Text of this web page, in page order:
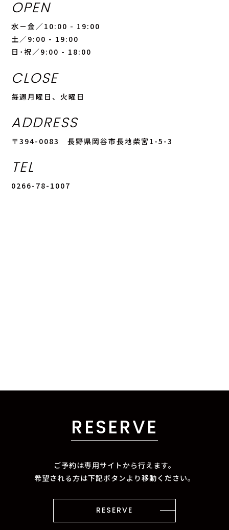
OPEN
水－金／10:00 - 19:00
土／9:00 - 19:00
日･祝／9:00 - 18:00
CLOSE
毎週月曜日、火曜日
ADDRESS
〒394-0083 長野県岡谷市長地柴宮1-5-3
TEL
0266-78-1007
RESERVE
ご予約は専用サイトから行えます。
希望される方は下記ボタンより移動ください。
RESERVE